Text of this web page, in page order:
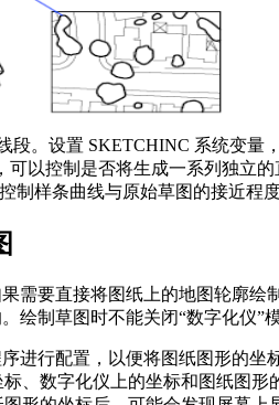
段。设置 SKETCHINC 系统变量
可以控制是否将生成一系列独立
制样条曲线与原始草图的接近程
需要直接将图纸上的地图轮廓绘
绘制草图时不能关闭“数字化仪”
进行配置，以便将图纸图形的坐
、数字化仪上的坐标和图纸图形